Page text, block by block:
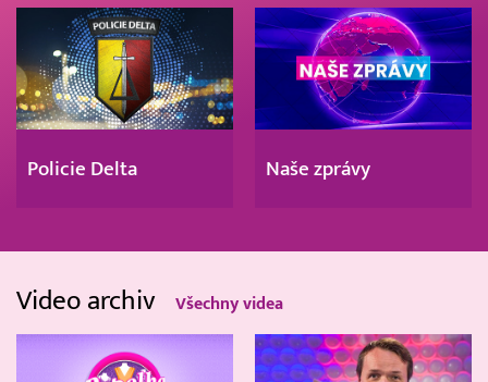
Policie Delta Naše zprávy
Video archiv Všechny videa